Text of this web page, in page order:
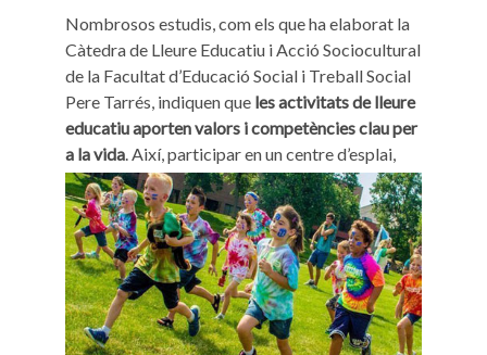
Nombrosos estudis, com els que ha elaborat la
Càtedra de Lleure Educatiu i Acció Sociocultural
de la Facultat d’Educació Social i Treball Social
Pere Tarrés, indiquen que les activitats de lleure
educatiu aporten valors i competències clau per
a la vida.Així, participar en un centre d’esplai,